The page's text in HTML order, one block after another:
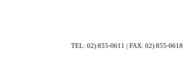
TEL: 02) 855-0611 | FAX: 02) 855-0618